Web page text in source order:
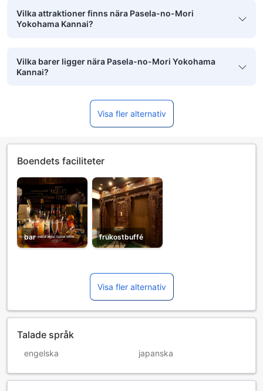
Vilka attraktioner finns nära Pasela-no-Mori
Yokohama Kannai?
Vilka barer ligger nära Pasela-no-Mori Yokohama
Kannai?
Visa fler alternativ
Boendets faciliteter
bar frukostbuffé
Visa fler alternativ
Talade språk
engelska japanska